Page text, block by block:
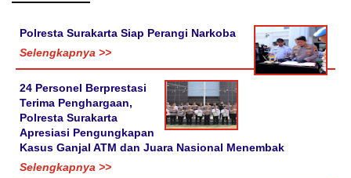
Polresta Surakarta Siap Perangi Narkoba
Selengkapnya >>
24 Personel Berprestasi
Terima Penghargaan,
Polresta Surakarta
Apresiasi Pengungkapan
Kasus Ganjal ATM dan Juara Nasional Menembak
Selengkapnya >>